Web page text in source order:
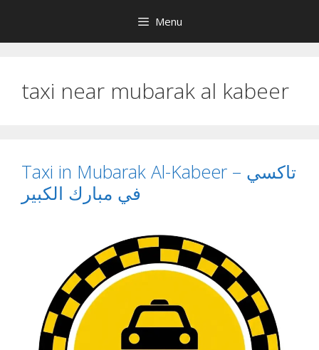
content
Menu
taxi near mubarak al kabeer
Taxi in Mubarak Al-Kabeer – تاكسي
في مبارك الكبير